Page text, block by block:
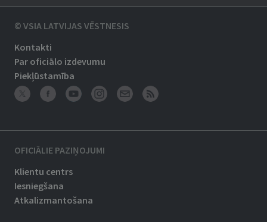
© VSIA LATVIJAS VĒSTNESIS
Kontakti
Par oficiālo izdevumu
Piekļūstamība
OFICIĀLIE PAZIŅOJUMI
Klientu centrs
Iesniegšana
Atkalizmantošana